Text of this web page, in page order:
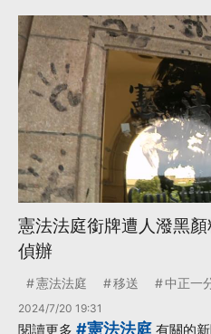
憲法法庭銜牌遭人潑黑
偵辦
憲法法庭 移送 中正一
2024/7/20 19:31
閱讀更多 #憲法法庭 有關的